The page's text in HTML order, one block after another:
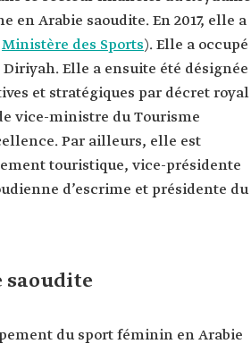
Arabie saoudite. En 2017, elle a
Ministère des Sports). Elle a occupé
Elle a ensuite été désignée
et stratégiques par décret royal
vice-ministre du Tourisme
Par ailleurs, elle est
touristique, vice-présidente
d’escrime et présidente du
saoudite
du sport féminin en Arabie